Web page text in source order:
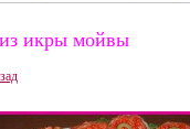
икры мойвы